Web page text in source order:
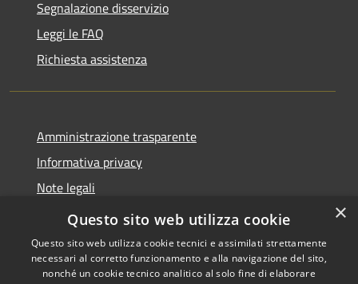
Segnalazione disservizio
Leggi le FAQ
Richiesta assistenza
Amministrazione trasparente
Informativa privacy
Note legali
Dichiarazione di accessibilità
×
Questo sito web utilizza cookie
Questo sito web utilizza cookie tecnici e assimilati strettamente
necessari al corretto funzionamento e alla navigazione del sito,
nonché un cookie tecnico analitico al solo fine di elaborare